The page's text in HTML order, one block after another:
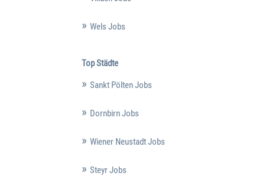
Wels Jobs
Top Städte
Sankt Pölten Jobs
Dornbirn Jobs
Wiener Neustadt Jobs
Steyr Jobs